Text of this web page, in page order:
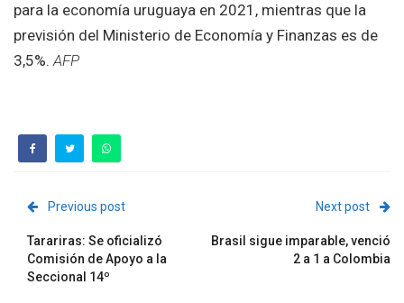
para la economía uruguaya en 2021, mientras que la
previsión del Ministerio de Economía y Finanzas es de
3,5%.AFP
Previous post
Tarariras: Se oficializó
Comisión de Apoyo a la
Seccional 14º
Next post
Brasil sigue imparable, venció
2 a 1 a Colombia